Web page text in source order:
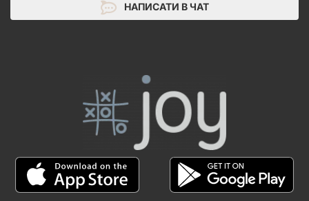
НАПИСАТИ В ЧАТ